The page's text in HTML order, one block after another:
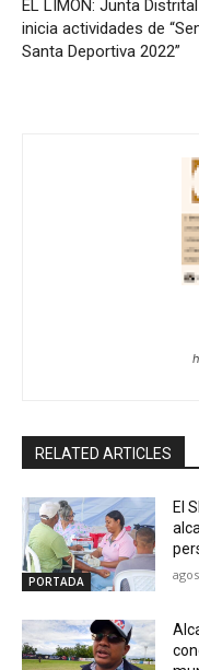
EL LIMON: Junta Distrital
inicia actividades de
Santa Deportiva 2022”
RELATED ARTICLES
PORTADA
El